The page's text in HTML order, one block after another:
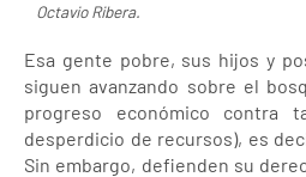
Octavio Ribera.
Esa gente pobre, sus hijos y
siguen avanzando sobre el
progreso económico contra
desperdicio de recursos), es
Sin embargo, defienden su